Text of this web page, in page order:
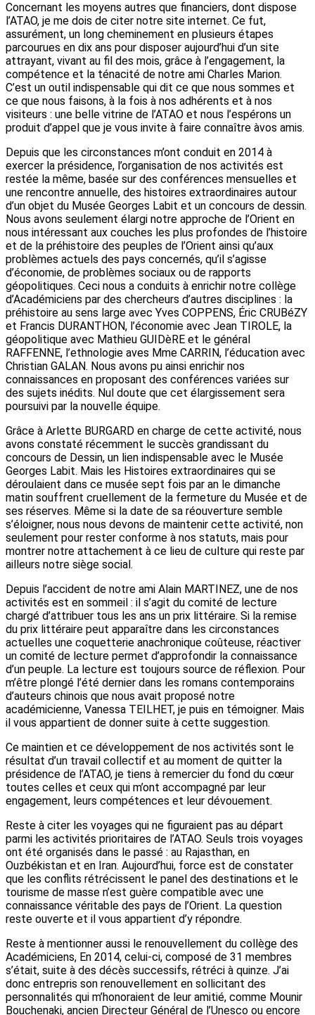
Concernant les moyens autres que financiers, dont dispose
l’ATAO, je me dois de citer notre site internet. Ce fut,
assurément, un long cheminement en plusieurs étapes
parcourues en dix ans pour disposer aujourd’hui d’un site
attrayant, vivant au fil des mois, grâce à l’engagement, la
compétence et la ténacité de notre ami Charles Marion.
C’est un outil indispensable qui dit ce que nous sommes et
ce que nous faisons, à la fois à nos adhérents et à nos
visiteurs : une belle vitrine de l’ATAO et nous l’espérons un
produit d’appel que je vous invite à faire connaître àvos amis.
Depuis que les circonstances m’ont conduit en 2014 à
exercer la présidence, l’organisation de nos activités est
restée la même, basée sur des conférences mensuelles et
une rencontre annuelle, des histoires extraordinaires autour
d’un objet du Musée Georges Labit et un concours de dessin.
Nous avons seulement élargi notre approche de l’Orient en
nous intéressant aux couches les plus profondes de l’histoire
et de la préhistoire des peuples de l’Orient ainsi qu’aux
problèmes actuels des pays concernés, qu’il s’agisse
d’économie, de problèmes sociaux ou de rapports
géopolitiques. Ceci nous a conduits à enrichir notre collège
d’Académiciens par des chercheurs d’autres disciplines : la
préhistoire au sens large avec Yves COPPENS, Éric CRUBéZY
et Francis DURANTHON, l’économie avec Jean TIROLE, la
géopolitique avec Mathieu GUIDèRE et le général
RAFFENNE, l’ethnologie aves Mme CARRIN, l’éducation avec
Christian GALAN. Nous avons pu ainsi enrichir nos
connaissances en proposant des conférences variées sur
des sujets inédits. Nul doute que cet élargissement sera
poursuivi par la nouvelle équipe.
Grâce à Arlette BURGARD en charge de cette activité, nous
avons constaté récemment le succès grandissant du
concours de Dessin, un lien indispensable avec le Musée
Georges Labit. Mais les Histoires extraordinaires qui se
déroulaient dans ce musée sept fois par an le dimanche
matin souffrent cruellement de la fermeture du Musée et de
ses réserves. Même si la date de sa réouverture semble
s’éloigner, nous nous devons de maintenir cette activité, non
seulement pour rester conforme à nos statuts, mais pour
montrer notre attachement à ce lieu de culture qui reste par
ailleurs notre siège social.
Depuis l’accident de notre ami Alain MARTINEZ, une de nos
activités est en sommeil : il s’agit du comité de lecture
chargé d’attribuer tous les ans un prix littéraire. Si la remise
du prix littéraire peut apparaître dans les circonstances
actuelles une coquetterie anachronique coûteuse, réactiver
un comité de lecture permet d’approfondir la connaissance
d’un peuple. La lecture est toujours source de réflexion. Pour
m’être plongé l’été dernier dans les romans contemporains
d’auteurs chinois que nous avait proposé notre
académicienne, Vanessa TEILHET, je puis en témoigner. Mais
il vous appartient de donner suite à cette suggestion.
Ce maintien et ce développement de nos activités sont le
résultat d’un travail collectif et au moment de quitter la
présidence de l’ATAO, je tiens à remercier du fond du cœur
toutes celles et ceux qui m’ont accompagné par leur
engagement, leurs compétences et leur dévouement.
Reste à citer les voyages qui ne figuraient pas au départ
parmi les activités prioritaires de l’ATAO. Seuls trois voyages
ont été organisés dans le passé : au Rajasthan, en
Ouzbékistan et en Iran. Aujourd’hui, force est de constater
que les conflits rétrécissent le panel des destinations et le
tourisme de masse n’est guère compatible avec une
connaissance véritable des pays de l’Orient. La question
reste ouverte et il vous appartient d’y répondre.
Reste à mentionner aussi le renouvellement du collège des
Académiciens, En 2014, celui-ci, composé de 31 membres
s’était, suite à des décès successifs, rétréci à quinze. J’ai
donc entrepris son renouvellement en sollicitant des
personnalités qui m’honoraient de leur amitié, comme Mounir
Bouchenaki, ancien Directeur Général de l’Unesco ou encore